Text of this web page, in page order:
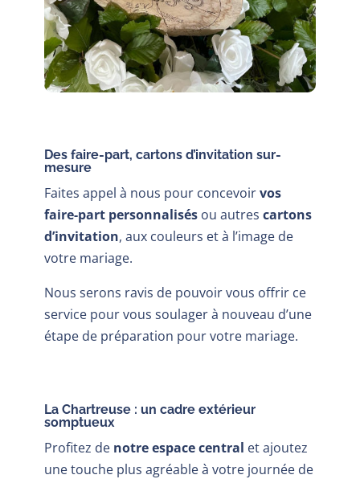
Des faire-part, cartons d’invitation sur-
mesure
Faites appel à nous pour concevoirvos
faire-part personnalisésou autres cartons
d’invitation, aux couleurs et à l’image de
votre mariage.
Nous serons ravis de pouvoir vous offrir ce
service pour vous soulager à nouveau d’une
étape de préparation pour votre mariage.
La Chartreuse : un cadre extérieur
somptueux
Profitez de notre espace central et ajoutez
une touche plus agréable à votre journée de